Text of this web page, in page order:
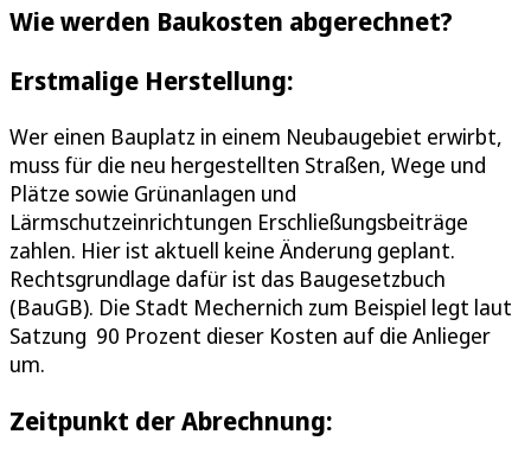
Wie werden Baukosten abgerechnet?
Erstmalige Herstellung:
Wer einen Bauplatz in einem Neubaugebiet erwirbt,
muss für die neu hergestellten Straßen, Wege und
Plätze sowie Grünanlagen und
Lärmschutzeinrichtungen Erschließungsbeiträge
zahlen. Hier ist aktuell keine Änderung geplant.
Rechtsgrundlage dafür ist das Baugesetzbuch
(BauGB). Die Stadt Mechernich zum Beispiel legt laut
Satzung 90 Prozent dieser Kosten auf die Anlieger
um.
Zeitpunkt der Abrechnung: